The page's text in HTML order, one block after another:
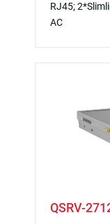
RJ45;
АС
QSRV-